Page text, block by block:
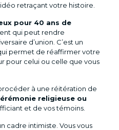
retraçant votre histoire.
pour 40 ans de
qui peut rendre
d’union. C’est un
permet de réaffirmer votre
pour celui ou celle que vous
à une réitération de
religieuse ou
et de vos témoins.
cadre intimiste. Vous vous